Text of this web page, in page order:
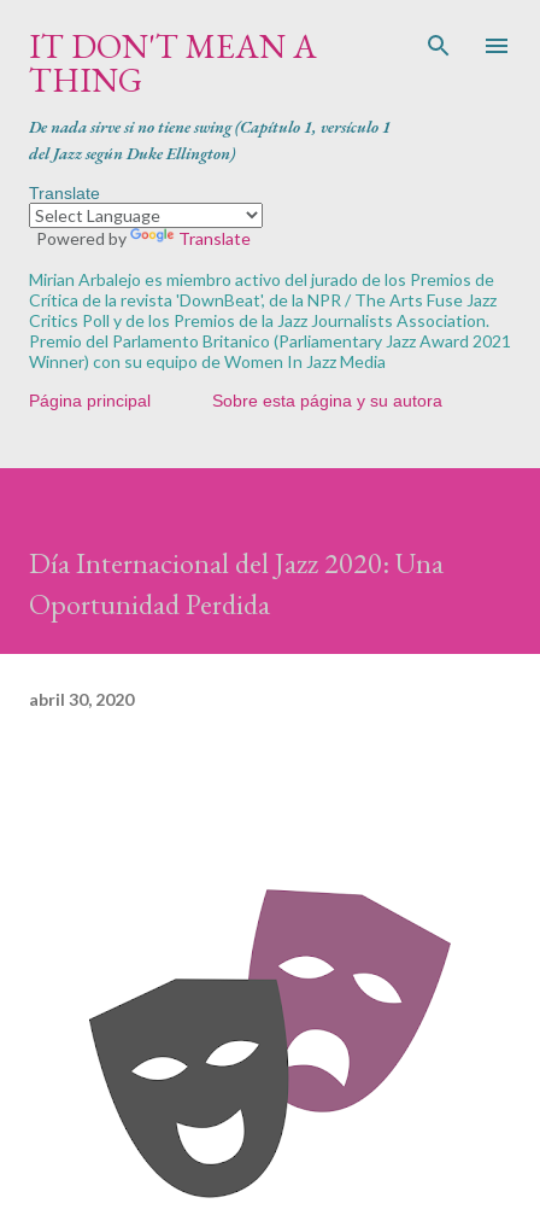
Ir al contenido principal
IT DON'T MEAN A
THING
De nada sirve si no tiene swing (Capítulo 1, versículo 1
del Jazz según Duke Ellington)
Translate
Powered by
Translate
Mirian Arbalejo es miembro activo del jurado de los Premios de
Crítica de la revista 'DownBeat', de la NPR / The Arts Fuse Jazz
Critics Poll y de los Premios de la Jazz Journalists Association.
Premio del Parlamento Britanico (Parliamentary Jazz Award 2021
Winner) con su equipo de Women In Jazz Media
Página principal Sobre esta página y su autora
Día Internacional del Jazz 2020: Una
Oportunidad Perdida
abril 30, 2020